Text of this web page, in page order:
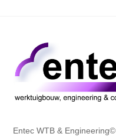
Entec WTB & Engineering©